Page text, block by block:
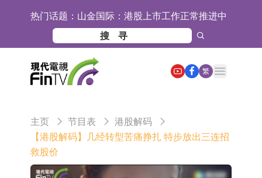
热门话题： 【异动股】港股跌幅榜前十，九福来
(08611.HK)跌21.43%，天瑞汽车内饰
(06162.HK)跌18.44%
【异动股】港股涨幅榜前十，佳明集
团控股(01271.HK)涨+78.22%，拿森
科技(02261.HK)涨+64.11%
斯迪克：公司为国内折叠屏核心功能
材料供应商
恒瑞医药：公司已在中国获批上市26
目标客户的测试认证
上期所：7月份对11个实际控制关系
繁
Open main menu
主页 节目表
港股解码
【港股解码】几经转型苦痛挣扎 特步放出三连招
救股价